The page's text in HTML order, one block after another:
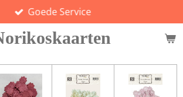
Goede Service